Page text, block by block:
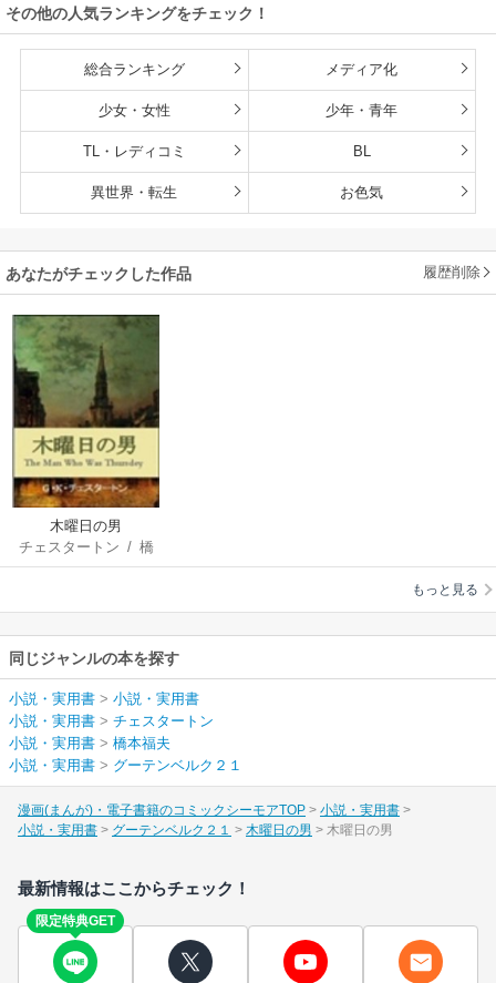
その他の人気ランキングをチェック！
総合ランキング メディア化
少女・女性 少年・青年
TL・レディコミ BL
異世界・転生 お色気
あなたがチェックした作品 履歴削除
木曜日の男
チェスタートン / 橋
本福夫
もっと見る
同じジャンルの本を探す
小説・実用書 > 小説・実用書
小説・実用書 > チェスタートン
小説・実用書 > 橋本福夫
小説・実用書 > グーテンベルク２１
漫画(まんが)・電子書籍のコミックシーモアTOP
小説・実用書
小説・実用書
グーテンベルク２１ 木曜日の男 木曜日の男
最新情報はここからチェック！
限定特典GET